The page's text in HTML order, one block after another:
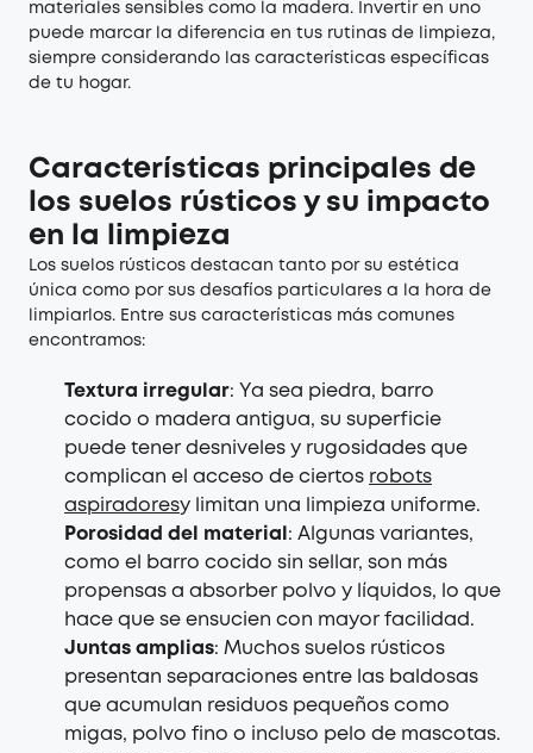
materiales sensibles como la madera. Invertir en uno
puede marcar la diferencia en tus rutinas de limpieza,
siempre considerando las características específicas
de tu hogar.
Características principales de
los suelos rústicos y su impacto
en la limpieza
Los suelos rústicos destacan tanto por su estética
única como por sus desafíos particulares a la hora de
limpiarlos. Entre sus características más comunes
encontramos:
Textura irregular: Ya sea piedra, barro
cocido o madera antigua, su superficie
puede tener desniveles y rugosidades que
complican el acceso de ciertos robots
aspiradoresy limitan una limpieza uniforme.
Porosidad del material : Algunas variantes,
como el barro cocido sin sellar, son más
propensas a absorber polvo y líquidos, lo que
hace que se ensucien con mayor facilidad.
Juntas amplias: Muchos suelos rústicos
presentan separaciones entre las baldosas
que acumulan residuos pequeños como
migas, polvo fino o incluso pelo de mascotas.